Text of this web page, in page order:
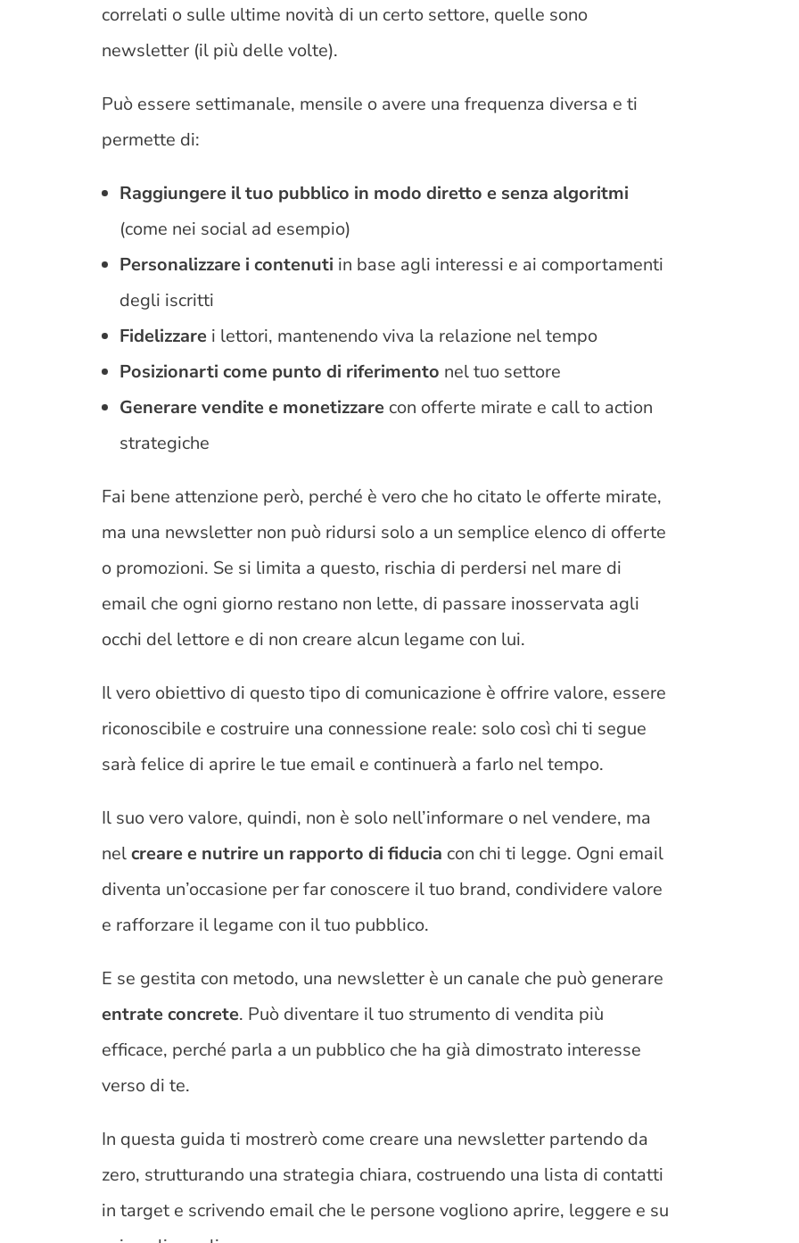
correlati o sulle ultime novità di un certo settore, quelle sono
newsletter (il più delle volte).
Può essere settimanale, mensile o avere una frequenza diversa e ti
permette di:
Raggiungere il tuo pubblico in modo diretto e senza algoritmi
(come nei social ad esempio)
Personalizzare i contenuti in base agli interessi e ai comportamenti
degli iscritti
Fidelizzare i lettori, mantenendo viva la relazione nel tempo
Posizionarti come punto di riferimento nel tuo settore
Generare vendite e monetizzare con offerte mirate e call to action
strategiche
Fai bene attenzione però, perché è vero che ho citato le offerte mirate,
ma una newsletter non può ridursi solo a un semplice elenco di offerte
o promozioni. Se si limita a questo, rischia di perdersi nel mare di
email che ogni giorno restano non lette, di passare inosservata agli
occhi del lettore e di non creare alcun legame con lui.
Il vero obiettivo di questo tipo di comunicazione è offrire valore, essere
riconoscibile e costruire una connessione reale: solo così chi ti segue
sarà felice di aprire le tue email e continuerà a farlo nel tempo.
Il suo vero valore, quindi, non è solo nell’informare o nel vendere, ma
nelcreare e nutrire un rapporto di fiducia con chi ti legge. Ogni email
diventa un’occasione per far conoscere il tuo brand, condividere valore
e rafforzare il legame con il tuo pubblico.
E se gestita con metodo, una newsletter è un canale che può generare
entrate concrete. Può diventare il tuo strumento di vendita più
efficace, perché parla a un pubblico che ha già dimostrato interesse
verso di te.
In questa guida ti mostrerò come creare una newsletter partendo da
zero, strutturando una strategia chiara, costruendo una lista di contatti
in target e scrivendo email che le persone vogliono aprire, leggere e su